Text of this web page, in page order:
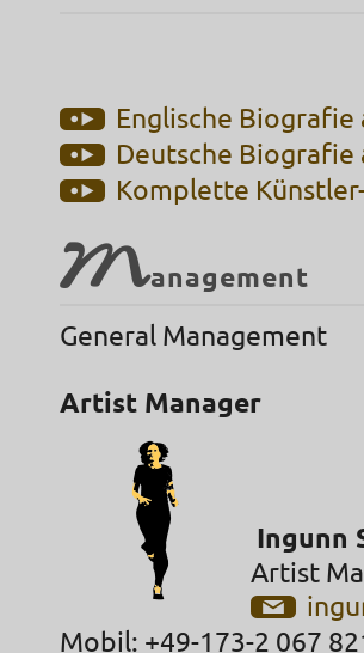
Englische Biografie
Deutsche Biografie
Komplette
Management
General Management
Artist Manager
Ingunn
Artist
Mobil: +49-173-2 067